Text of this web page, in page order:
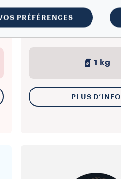
100% Arabica
1 kg
PLUS D’INFO
PRÉFÉRENCES